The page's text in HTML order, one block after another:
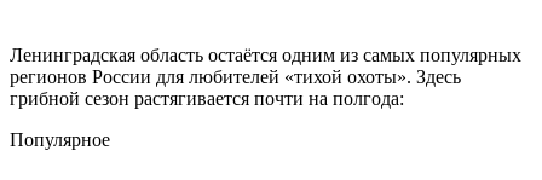
Ленинградская область остаётся одним из самых популярных
регионов России для любителей «тихой охоты». Здесь
грибной сезон растягивается почти на полгода:
Популярное